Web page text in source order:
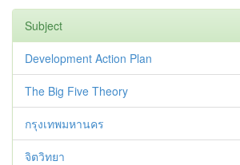
Subject
Development Action Plan
The Big Five Theory
กรุงเทพมหานคร
จิตวิทยา